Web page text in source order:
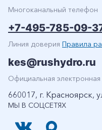
МЫ В СОЦСЕТЯХ
Многоканальный телефон
+7-495-785-09-
Линия доверия Правила
kes@rushydro.ru
Официальная электронная
660017, г. Красноярск,